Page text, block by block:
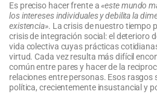
Es preciso hacer frente a«este mundo
los intereses individuales y debilita la
existencia». La crisis de nuestro tiempo
crisis de integración social: el deterioro
vida colectiva cuyas prácticas
virtud. Cada vez resulta más difícil
común entre pares y hacer de la
relaciones entre personas. Esos rasgos
política, crecientemente insustancial y